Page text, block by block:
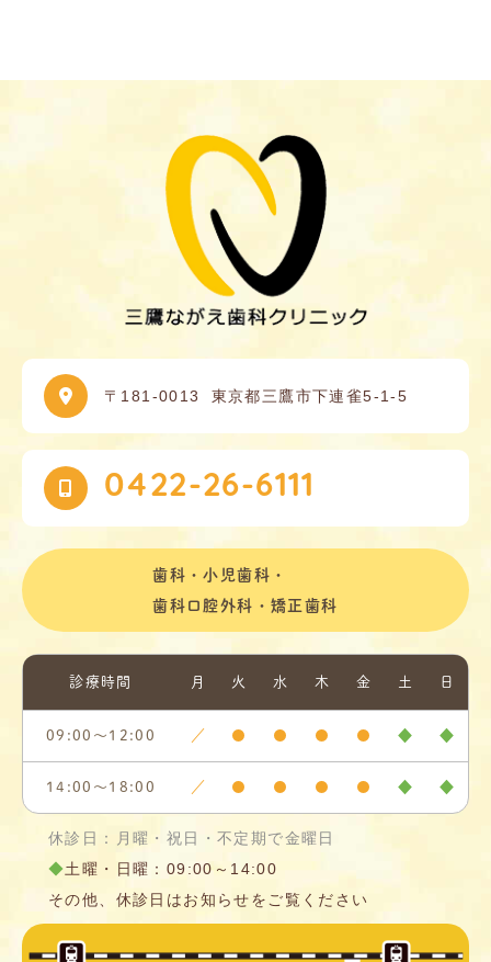
〒181-0013 東京都三鷹市下連雀5-1-5
0422-26-6111
歯科・小児歯科・
歯科口腔外科・矯正歯科
診療時間 月 火 水 木 金 土 日
09:00〜12:00 ／ ● ● ● ● ◆ ◆
14:00～18:00 ／ ● ● ● ● ◆ ◆
休診日：月曜・祝日・不定期で金曜日
◆土曜・日曜：09:00～14:00
その他、休診日はお知らせをご覧ください